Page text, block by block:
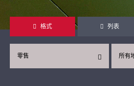
格式 列表
所有
零售